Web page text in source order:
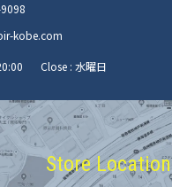
kobe.com
Close : 水曜日
Store Location